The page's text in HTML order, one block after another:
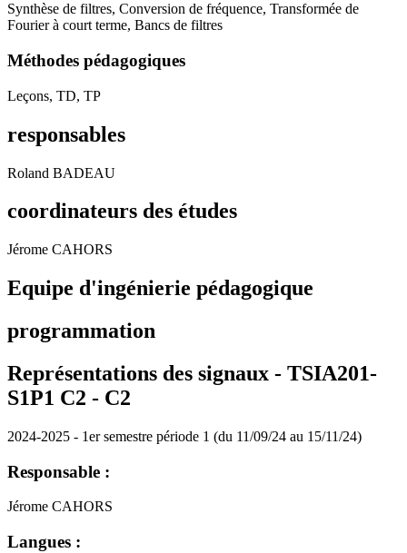
Synthèse de filtres, Conversion de fréquence, Transformée de
Fourier à court terme, Bancs de filtres
Méthodes pédagogiques
Leçons, TD, TP
responsables
Roland BADEAU
coordinateurs des études
Jérome CAHORS
Equipe d'ingénierie pédagogique
programmation
Représentations des signaux - TSIA201-
S1P1 C2 - C2
2024-2025 - 1er semestre période 1 (du 11/09/24 au 15/11/24)
Responsable :
Jérome CAHORS
Langues :